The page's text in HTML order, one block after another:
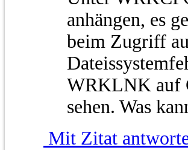
anhängen, es
beim Zugriff
WRKLNK auf
sehen. Was
Mit Zitat